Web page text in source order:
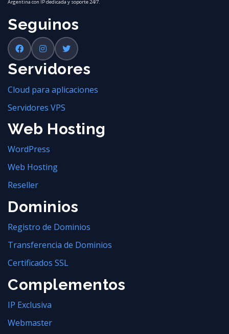
Argentina con IP dedicada y soporte 24/7.
Seguinos
Servidores
Cloud para aplicaciones
Servidores VPS
Web Hosting
WordPress
Web Hosting
Reseller
Dominios
Registro de Dominios
Transferencia de Dominios
Certificados SSL
Complementos
IP Exclusiva
Webmaster